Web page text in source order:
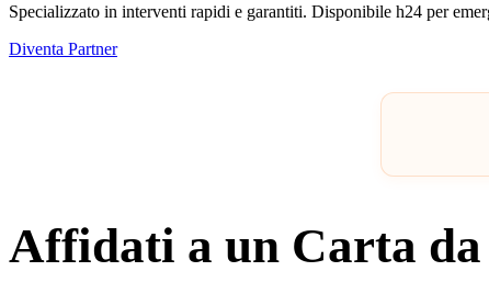
Specializzato in interventi rapidi e garantiti. Disponibile h24 per
Diventa Partner
Affidati a un Carta